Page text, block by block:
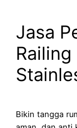
Jasa
Railing
Bikin tangga